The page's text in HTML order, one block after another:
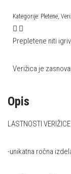
Kategorije: Pletene,
Prepletene niti
Verižica je
Opis
LASTNOSTI VERIŽICE
-unikatna ročna